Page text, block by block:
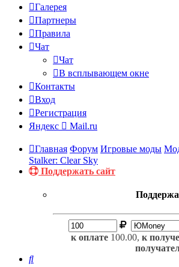
Галерея
Партнеры
Правила
Чат
Чат
В всплывающем окне
Контакты
Вход
Регистрация
Яндекс
Mail.ru
Главная Форум Игровые моды
Stalker: Clear Sky
Поддержать сайт
к оплате 100.00, к
Поиск